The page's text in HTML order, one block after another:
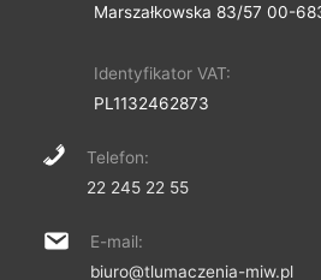
Marszałkowska 83/57 00-
Identyfikator VAT:
PL1132462873
Telefon:
22 245 22 55
E-mail:
biuro@tlumaczenia-miw.pl